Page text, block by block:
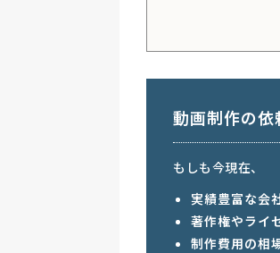
動画制作の依
もしも今現在、
実績豊富な会
著作権やライ
制作費用の相